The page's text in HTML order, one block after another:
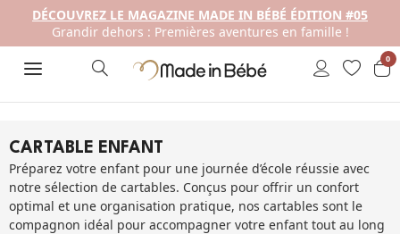
DÉCOUVREZ LE MAGAZINE MADE IN BÉBÉ ÉDITION #05
Grandir dehors : Premières aventures en famille !
0
CARTABLE ENFANT
Préparez votre enfant pour une journée d’école réussie avec
notre sélection de cartables. Conçus pour offrir un confort
optimal et une organisation pratique, nos cartables sont le
compagnon idéal pour accompagner votre enfant tout au long